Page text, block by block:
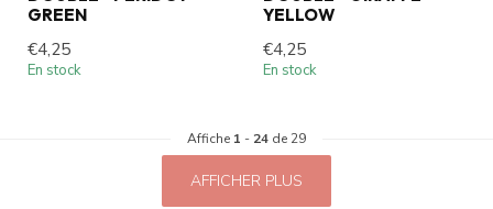
GREEN
€4,25
En stock
YELLOW
€4,25
En stock
Affiche 1 - 24 de 29
AFFICHER PLUS